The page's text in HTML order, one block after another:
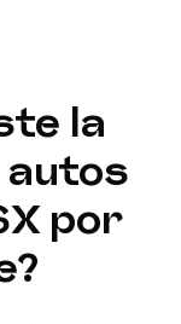
la
autos
por